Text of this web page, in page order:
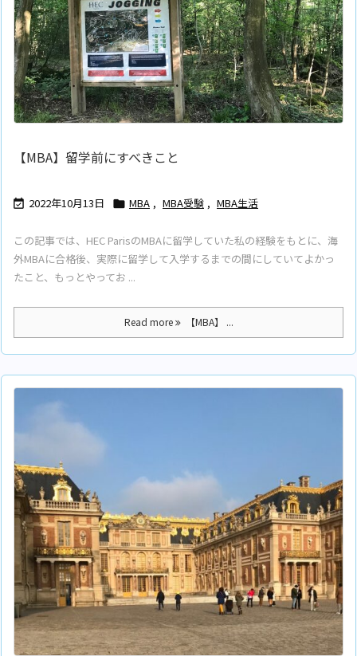
【MBA】留学前にすべきこと
 2022年10月13日  MBA , MBA受験 , MBA生活
この記事では、HEC ParisのMBAに留学していた私の経験をもとに、海
外MBAに合格後、実際に留学して入学するまでの間にしていてよかっ
たこと、もっとやってお ...
Read more 【MBA】 ...